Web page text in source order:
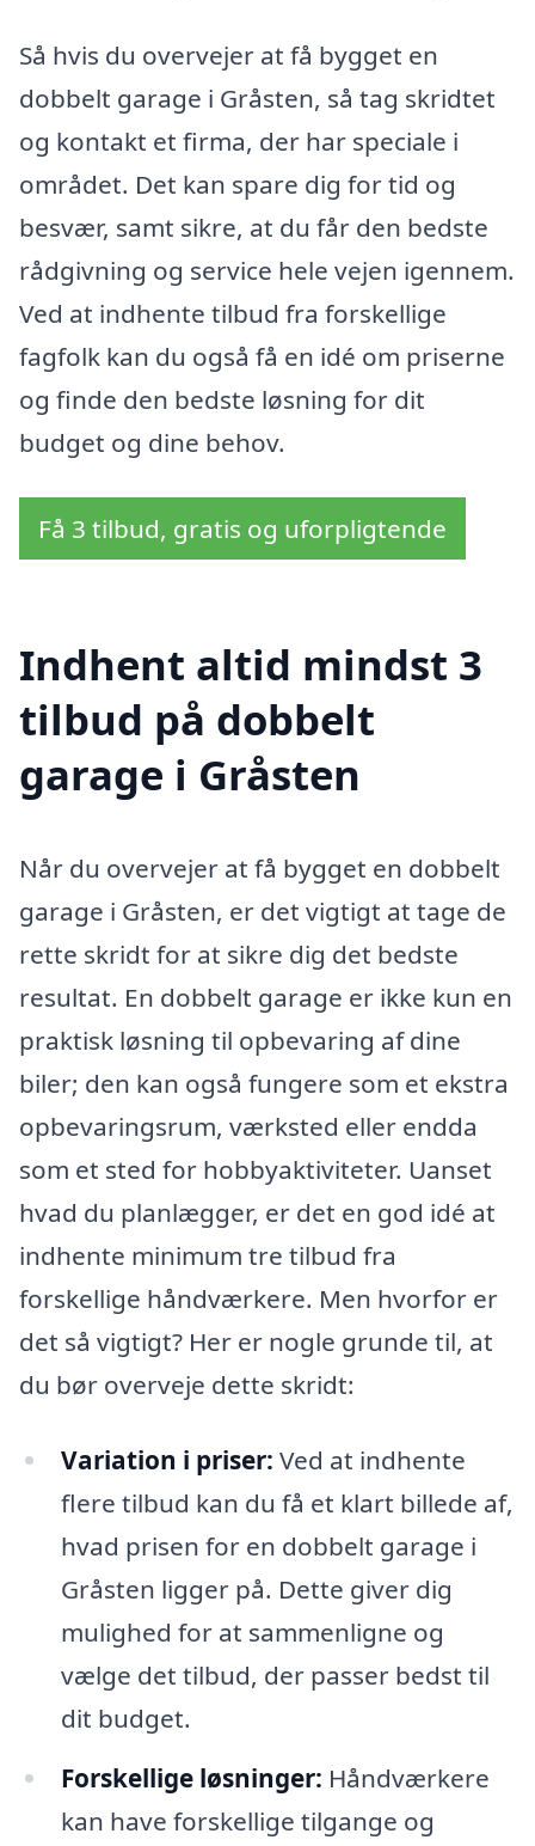
Så hvis du overvejer at få bygget en
dobbelt garage i Gråsten, så tag skridtet
og kontakt et firma, der har speciale i
området. Det kan spare dig for tid og
besvær, samt sikre, at du får den bedste
rådgivning og service hele vejen igennem.
Ved at indhente tilbud fra forskellige
fagfolk kan du også få en idé om priserne
og finde den bedste løsning for dit
budget og dine behov.
Få 3 tilbud, gratis og uforpligtende
Indhent altid mindst 3
tilbud på dobbelt
garage i Gråsten
Når du overvejer at få bygget en dobbelt
garage i Gråsten, er det vigtigt at tage de
rette skridt for at sikre dig det bedste
resultat. En dobbelt garage er ikke kun en
praktisk løsning til opbevaring af dine
biler; den kan også fungere som et ekstra
opbevaringsrum, værksted eller endda
som et sted for hobbyaktiviteter. Uanset
hvad du planlægger, er det en god idé at
indhente minimum tre tilbud fra
forskellige håndværkere. Men hvorfor er
det så vigtigt? Her er nogle grunde til, at
du bør overveje dette skridt:
Variation i priser: Ved at indhente
flere tilbud kan du få et klart billede af,
hvad prisen for en dobbelt garage i
Gråsten ligger på. Dette giver dig
mulighed for at sammenligne og
vælge det tilbud, der passer bedst til
dit budget.
Forskellige løsninger: Håndværkere
kan have forskellige tilgange og